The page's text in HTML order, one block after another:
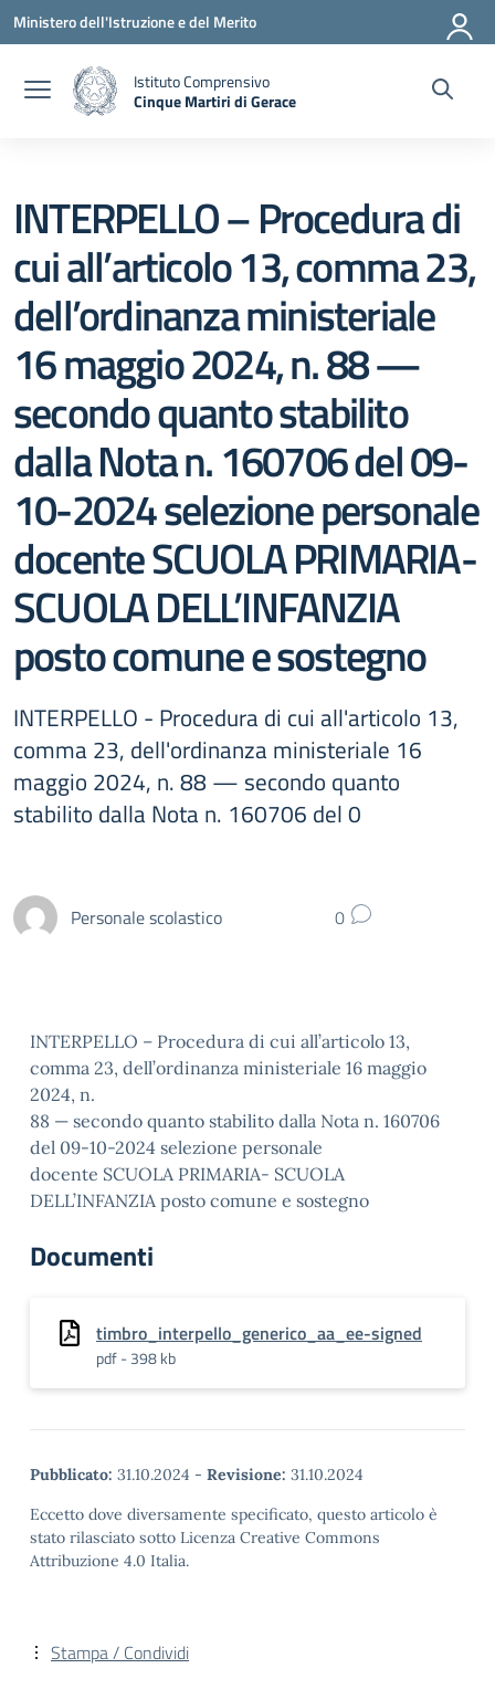
Vai ai contenuti
Vai al menu di navigazione
Vai al footer
Ministero dell'Istruzione e del Merito
Istituto Comprensivo
Cinque Martiri di Gerace
INTERPELLO – Procedura di
cui all’articolo 13, comma 23,
dell’ordinanza ministeriale
16 maggio 2024, n. 88 —
secondo quanto stabilito
dalla Nota n. 160706 del 09-
10-2024 selezione personale
docente SCUOLA PRIMARIA-
SCUOLA DELL’INFANZIA
posto comune e sostegno
INTERPELLO - Procedura di cui all'articolo 13,
comma 23, dell'ordinanza ministeriale 16
maggio 2024, n. 88 — secondo quanto
stabilito dalla Nota n. 160706 del 0
Personale scolastico 0
INTERPELLO – Procedura di cui all’articolo 13,
comma 23, dell’ordinanza ministeriale 16 maggio
2024, n.
88 — secondo quanto stabilito dalla Nota n. 160706
del 09-10-2024 selezione personale
docente SCUOLA PRIMARIA- SCUOLA
DELL’INFANZIA posto comune e sostegno
Documenti
timbro_interpello_generico_aa_ee-signed
pdf - 398 kb
Pubblicato: 31.10.2024 - Revisione: 31.10.2024
Eccetto dove diversamente specificato, questo articolo è
stato rilasciato sotto Licenza Creative Commons
Attribuzione 4.0 Italia.
Stampa / Condividi